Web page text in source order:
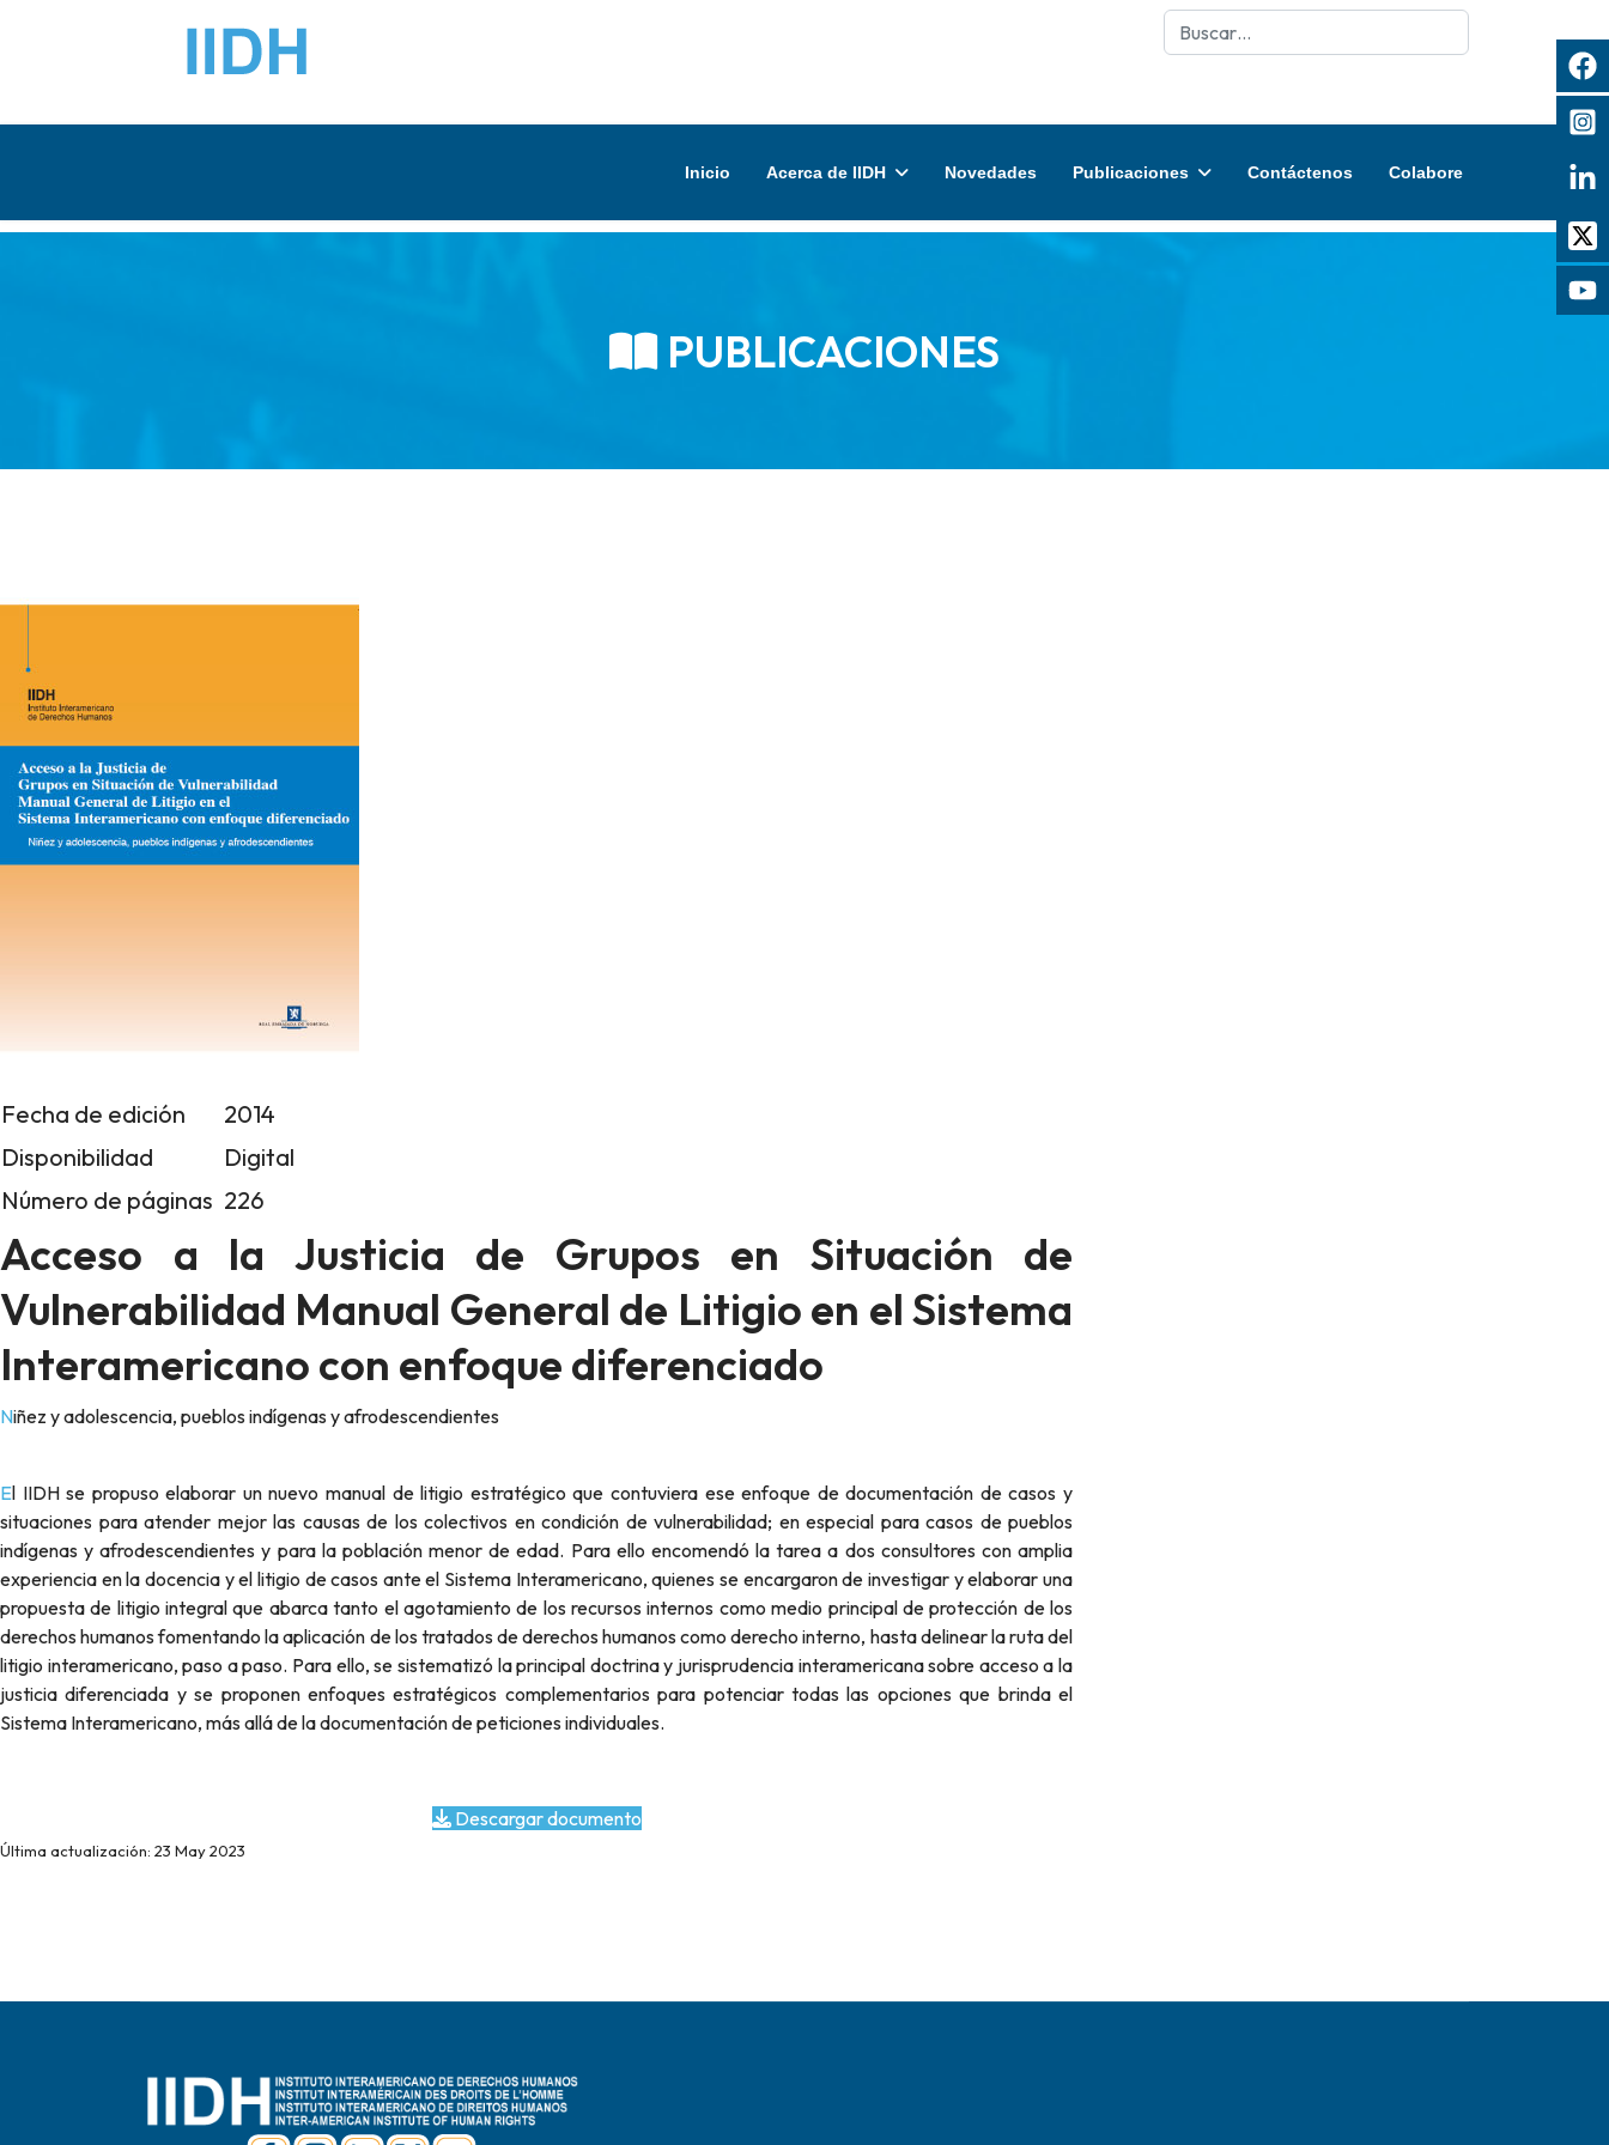
Buscar
Inicio Acerca de IIDH Novedades Publicaciones Contáctenos Colabore
PUBLICACIONES
Fecha de edición
2014
Disponibilidad
Digital
Número de páginas 226
Acceso a la Justicia de Grupos en Situación de
Vulnerabilidad Manual General de Litigio en el Sistema
Interamericano con enfoque diferenciado
Niñez y adolescencia, pueblos indígenas y afrodescendientes
El IIDH se propuso elaborar un nuevo manual de litigio estratégico que contuviera ese enfoque de documentación de casos y
situaciones para atender mejor las causas de los colectivos en condición de vulnerabilidad; en especial para casos de pueblos
indígenas y afrodescendientes y para la población menor de edad. Para ello encomendó la tarea a dos consultores con amplia
experiencia en la docencia y el litigio de casos ante el Sistema Interamericano, quienes se encargaron de investigar y elaborar una
propuesta de litigio integral que abarca tanto el agotamiento de los recursos internos como medio principal de protección de los
derechos humanos fomentando la aplicación de los tratados de derechos humanos como derecho interno, hasta delinear la ruta del
litigio interamericano, paso a paso. Para ello, se sistematizó la principal doctrina y jurisprudencia interamericana sobre acceso a la
justicia diferenciada y se proponen enfoques estratégicos complementarios para potenciar todas las opciones que brinda el
Sistema Interamericano, más allá de la documentación de peticiones individuales.
Descargar documento
Última actualización: 23 May 2023